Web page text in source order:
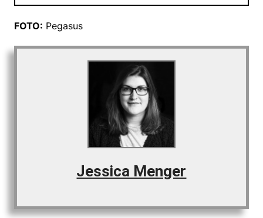
FOTO: Pegasus
Jessica Menger